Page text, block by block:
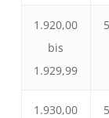
1.920,00
bis
1.929,99
1.930,00